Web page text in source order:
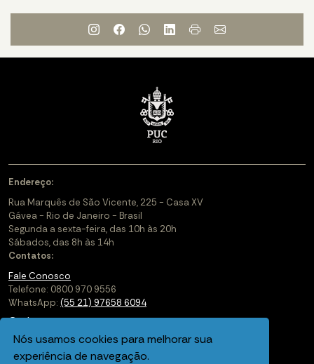
Nós usamos cookies para melhorar sua
experiência de navegação.
Endereço:
Rua Marquês de São Vicente, 225 - Casa XV
Gávea - Rio de Janeiro - Brasil
Segunda a sexta-feira, das 10h às 20h
Sábados, das 8h às 14h
Contatos:
Fale Conosco
Telefone: 0800 970 9556
WhatsApp: (55 21) 97658 6094
Cadastre-se
Soluções Corporativas